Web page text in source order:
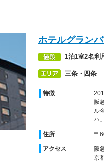
ホテルグラン
1泊1室2名利
三条・四条
特徴
阪
ル
ハ
住所 〒
アクセス
阪
京